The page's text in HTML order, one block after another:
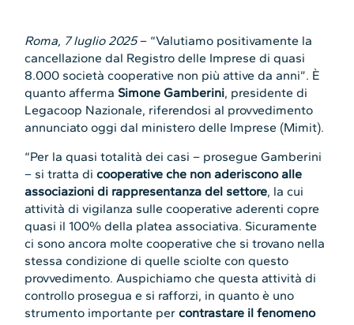
Roma, 7 luglio 2025– “Valutiamo positivamente la
cancellazione dal Registro delle Imprese di quasi
8.000 società cooperative non più attive da anni”. È
quanto afferma Simone Gamberini, presidente di
Legacoop Nazionale, riferendosi al provvedimento
annunciato oggi dal ministero delle Imprese (Mimit).
“Per la quasi totalità dei casi – prosegue Gamberini
– si tratta dicooperative che non aderiscono alle
associazioni di rappresentanza del settore, la cui
attività di vigilanza sulle cooperative aderenti copre
quasi il 100% della platea associativa. Sicuramente
ci sono ancora molte cooperative che si trovano nella
stessa condizione di quelle sciolte con questo
provvedimento. Auspichiamo che questa attività di
controllo prosegua e si rafforzi, in quanto è uno
strumento importante percontrastare il fenomeno